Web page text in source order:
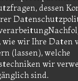
dessen
wie wir Ihre Daten
(lassen), welche
wir
sind.